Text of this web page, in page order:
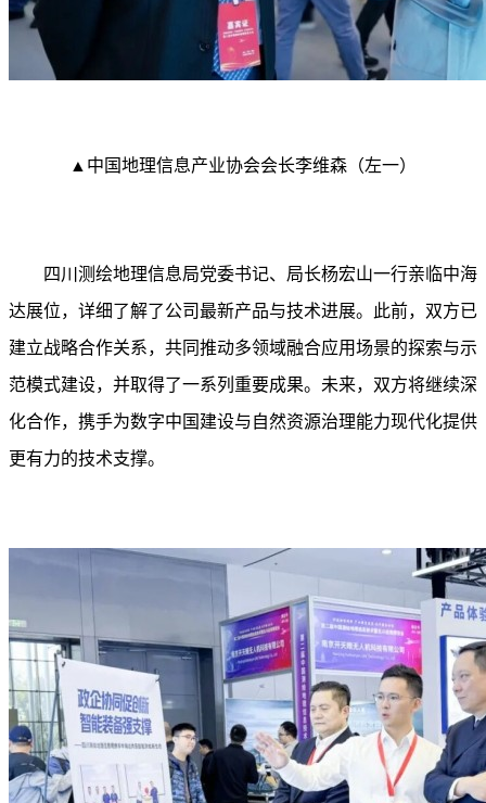
▲中国地理信息产业协会会长李维森（左一）
四川测绘地理信息局党委书记、局长杨宏山一行亲临中海
达展位，详细了解了公司最新产品与技术进展。此前，双方已
建立战略合作关系，共同推动多领域融合应用场景的探索与示
范模式建设，并取得了一系列重要成果。未来，双方将继续深
化合作，携手为数字中国建设与自然资源治理能力现代化提供
更有力的技术支撑。